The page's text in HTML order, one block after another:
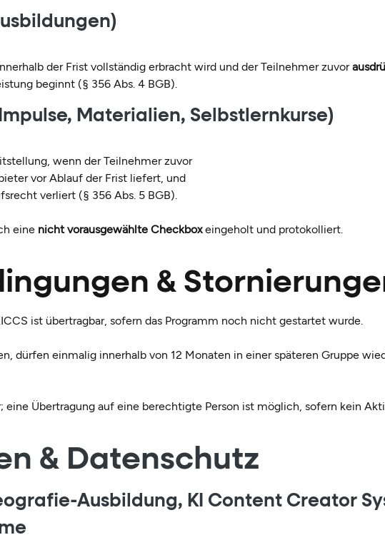
der Frist vollständig erbracht wird und der Teilnehmer zuvor
beginnt (§ 356 Abs. 4 BGB).
Materialien, Selbstlernkurse)
wenn der Teilnehmer zuvor
vor Ablauf der Frist liefert, und
verliert (§ 356 Abs. 5 BGB).
eine nicht vorausgewählte Checkboxeingeholt und protokolliert.
&
ist übertragbar, sofern das Programm noch nicht gestartet wurde.
dürfen einmalig innerhalb von 12 Monaten in einer späteren Gruppe
Übertragung auf eine berechtigte Person ist möglich, sofern kein
& Datenschutz
Ausbildung, KI Content Creator